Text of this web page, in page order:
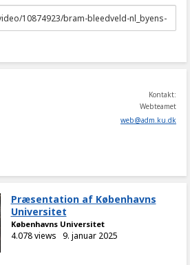
Kontakt:
Webteamet
web@adm.ku.dk
Præsentation af Københavns
Universitet
Københavns Universitet
4.078 views 9. januar 2025